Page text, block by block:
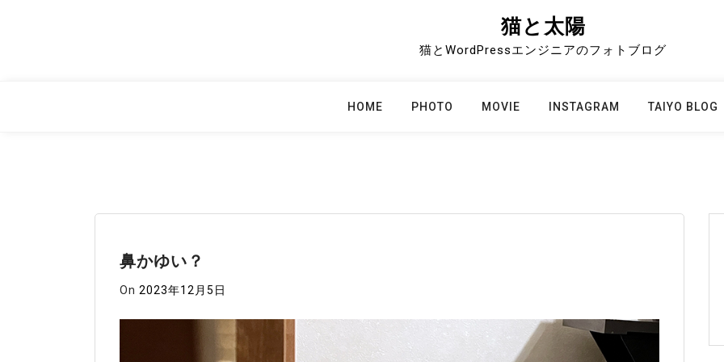
猫と太陽
猫とWordPressエンジニアのフォトブログ
HOME PHOTO MOVIE INSTAGRAM TAIYO BLOG
鼻かゆい？
On 2023年12月5日